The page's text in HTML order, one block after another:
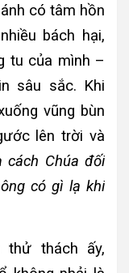
có tâm hồn
bách hại,
tu của mình –
sâu sắc. Khi
vũng bùn
lên trời và
cách Chúa đối
có gì lạ khi
thử thách ấy,